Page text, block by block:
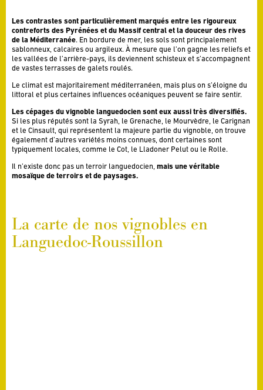
Les contrastes sont particulièrement marqués entre les rigoureux
contreforts des Pyrénées et du Massif central et la douceur des rives
de la Méditerranée. En bordure de mer, les sols sont principalement
sablonneux, calcaires ou argileux. À mesure que l’on gagne les reliefs et
les vallées de l’arrière-pays, ils deviennent schisteux et s’accompagnent
de vastes terrasses de galets roulés.
Le climat est majoritairement méditerranéen, mais plus on s’éloigne du
littoral et plus certaines influences océaniques peuvent se faire sentir.
Les cépages du vignoble languedocien sont eux aussi très diversifiés.
Si les plus réputés sont la Syrah, le Grenache, le Mourvèdre, le Carignan
et le Cinsault, qui représentent la majeure partie du vignoble, on trouve
également d’autres variétés moins connues, dont certaines sont
typiquement locales, comme le Cot, le Lladoner Pelut ou le Rolle.
Il n’existe donc pas un terroir languedocien, mais une véritable
mosaïque de terroirs et de paysages.
La carte de nos vignobles en
Languedoc-Roussillon